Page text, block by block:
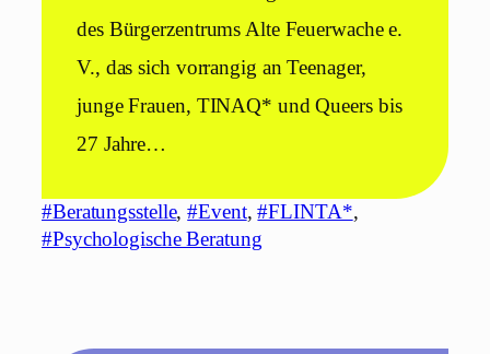
des Bürgerzentrums Alte Feuerwache e.
V., das sich vorrangig an Teenager,
junge Frauen, TINAQ* und Queers bis
27 Jahre…
#Beratungsstelle, #Event, #FLINTA*
#Psychologische Beratung